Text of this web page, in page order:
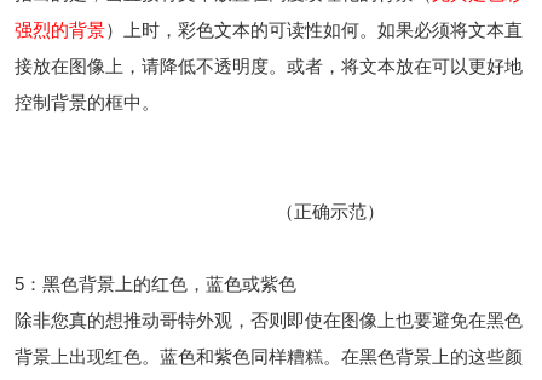
强烈的背景）上时，彩色文本的可读性如何。如果必须将文本直
接放在图像上，请降低不透明度。或者，将文本放在可以更好地
控制背景的框中。
（正确示范）
5：黑色背景上的红色，蓝色或紫色
除非您真的想推动哥特外观，否则即使在图像上也要避免在黑色
背景上出现红色。蓝色和紫色同样糟糕。在黑色背景上的这些颜